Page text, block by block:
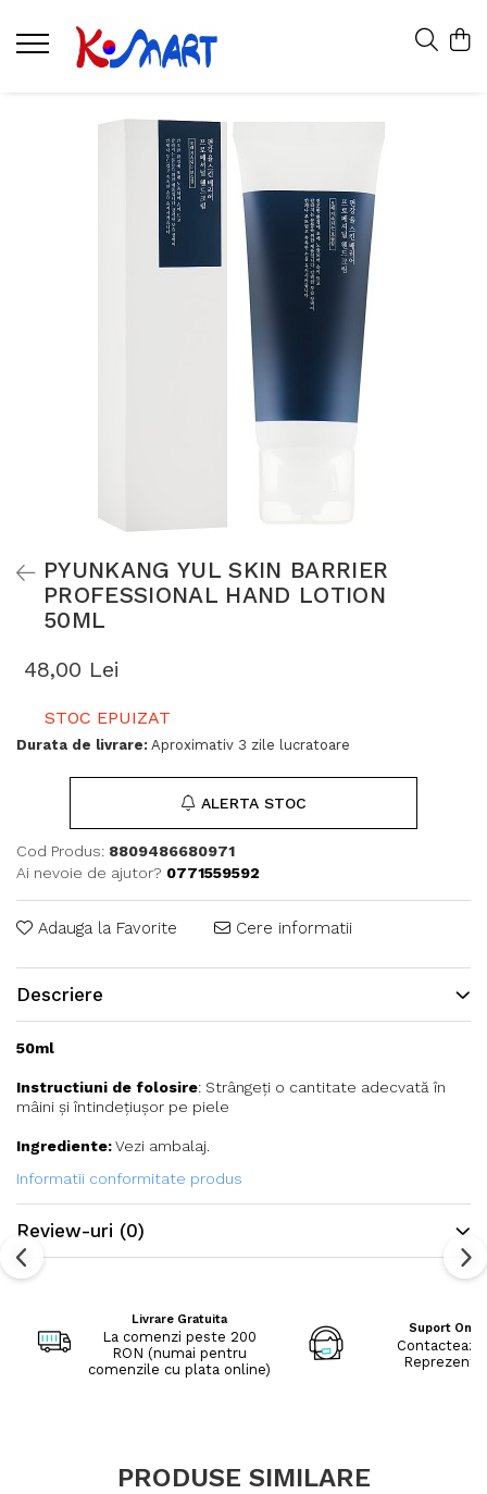
PYUNKANG YUL SKIN BARRIER
PROFESSIONAL HAND LOTION
50ML
48,00 Lei
STOC EPUIZAT
Durata de livrare: Aproximativ 3 zile lucratoare
ALERTA STOC
Cod Produs: 8809486680971
Ai nevoie de ajutor? 0771559592
Adauga la Favorite Cere informatii
Descriere
50ml
Instructiuni de folosire: Strângeți o cantitate adecvată în
mâini și întindețiușor pe piele
Ingrediente:Vezi ambalaj.
Informatii conformitate produs
Review-uri (0)
Livrare Gratuita
La comenzi peste 200
RON (numai pentru
comenzile cu plata online)
Suport
Contacteaza
PRODUSE SIMILARE